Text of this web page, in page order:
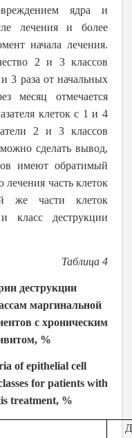
ядра и
лечения и более
начала лечения.
2 и 3 классов
3 раза от начальных
месяц отмечается
клеток с 1 и 4
2 и 3 классов
сделать вывод,
имеют обратимый
часть клеток
же части клеток
класс деструкции
Таблица 4
деструкции
маргинальной
с хроническим
%
of epithelial cell
for patients with
treatment, %